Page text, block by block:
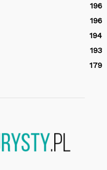
196
196
194
193
179